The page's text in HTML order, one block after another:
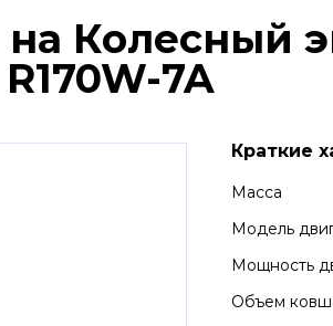
Колесный
7A
Краткие
Масса
Модель
Мощность
Объем